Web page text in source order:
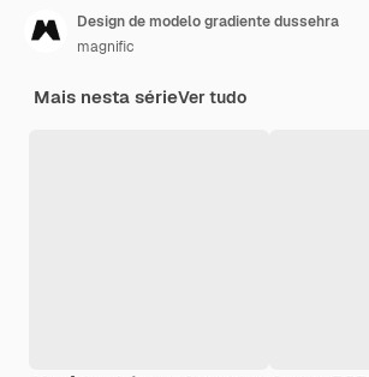
Design de modelo gradiente dussehra
magnific
Mais nesta sérieVer tudo